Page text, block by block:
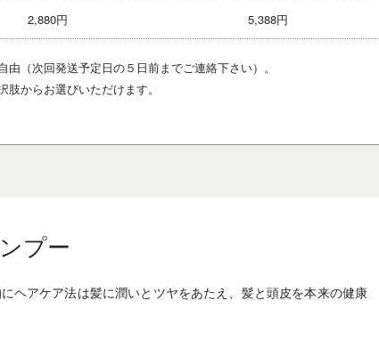
2,880円 5,388円
（次回発送予定日の５日前までご連絡下さい）。
からお選びいただけます。
プー
ヘアケア法は髪に潤いとツヤをあたえ、髪と頭皮を本来の健康